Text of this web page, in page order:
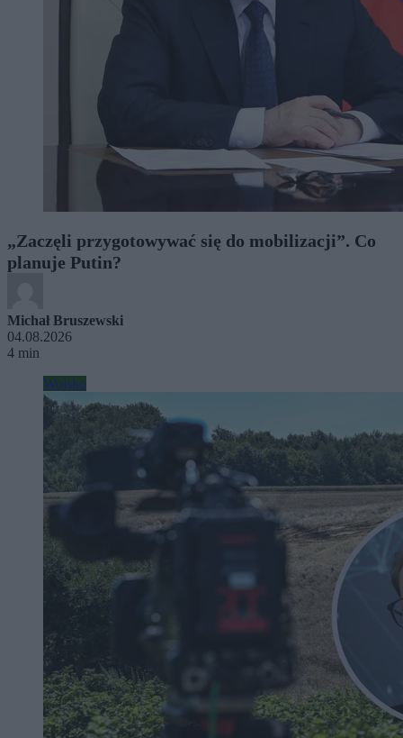
„Zaczęli przygotowywać się do mobilizacji”. Co
planuje Putin?
Michał Bruszewski
04.08.2026
4 min
Wojsko